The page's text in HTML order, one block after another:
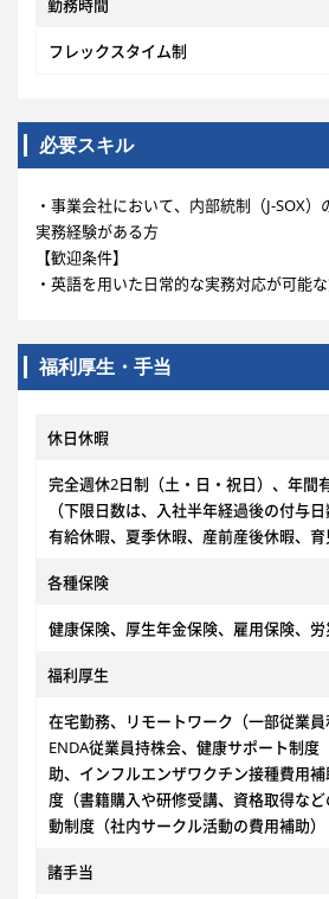
勤務時間
フレックスタイム制
必要スキル
・事業会社において、内部統制（J-SOX
実務経験がある方
【歓迎条件】
・英語を用いた日常的な実務対応が可能
福利厚生・手当
休日休暇
完全週休2日制（土・日・祝日）、年間
（下限日数は、入社半年経過後の付与日
有給休暇、夏季休暇、産前産後休暇、
各種保険
健康保険、厚生年金保険、雇用保険、
福利厚生
在宅勤務、リモートワーク（一部従業
ENDA従業員持株会、健康サポート制度
助、インフルエンザワクチン接種費用
度（書籍購入や研修受講、資格取得な
動制度（社内サークル活動の費用補助）
諸手当